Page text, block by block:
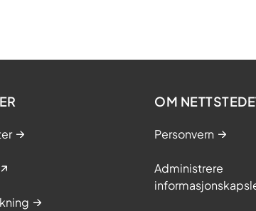
OM
Personvern
Administrere